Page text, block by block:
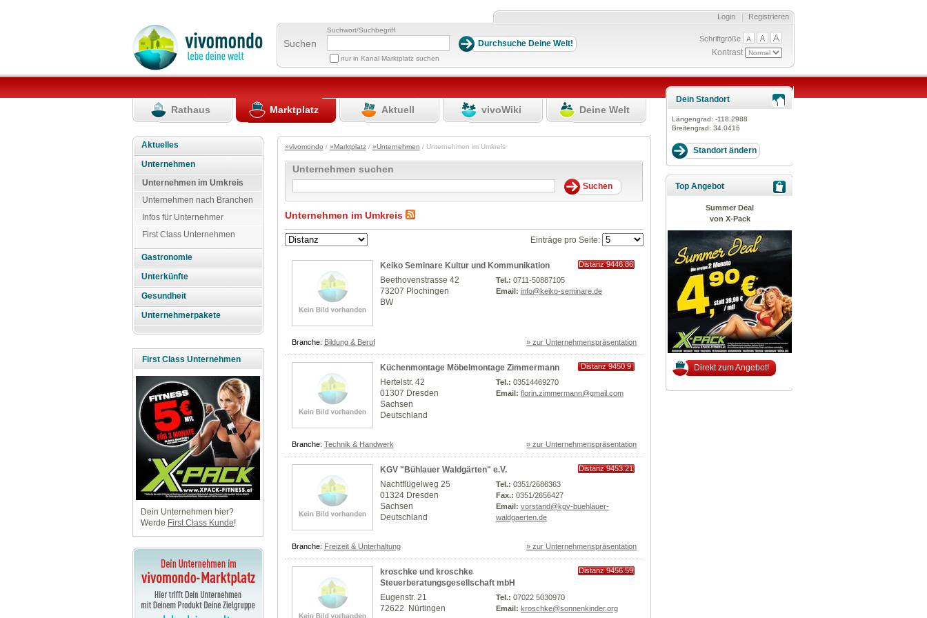
Registrieren
Login
Suchen
Suchwort/Suchbegriff
nur in Kanal Marktplatz suchen
Schriftgröße
Kontrast
Rathaus Marktplatz Aktuell vivoWiki Deine Welt
Aktuelles
Unternehmen
Unternehmen im Umkreis
Unternehmen nach Branchen
Infos für Unternehmer
First Class Unternehmen
Gastronomie
Unterkünfte
Gesundheit
Unternehmerpakete
First Class Unternehmen
Dein Unternehmen hier?
Werde First Class Kunde!
»vivomondo / »Marktplatz/ »Unternehmen / Unternehmen im Umkreis
Unternehmen suchen
Unternehmen im Umkreis
Einträge pro Seite:
Keiko Seminare Kultur und Kommunikation
Distanz 9446.86
Beethovenstrasse 42
73207 Plochingen
BW
Tel.: 0711-50887105
Email: info@keiko-seminare.de
Branche: Bildung & Beruf » zur Unternehmenspräsentation
Küchenmontage Möbelmontage Zimmermann
Distanz 9450.9
Hertelstr. 42
01307 Dresden
Sachsen
Deutschland
Tel.: 03514469270
Email: florin.zimmermann@gmail.com
Branche: Technik & Handwerk » zur Unternehmenspräsentation
KGV "Bühlauer Waldgärten" e.V.
Distanz 9453.21
Nachtflügelweg 25
01324 Dresden
Sachsen
Deutschland
Tel.: 0351/2686363
Fax.: 0351/2656427
Email: vorstand@kgv-buehlauer-
waldgaerten.de
Branche: Freizeit & Unterhaltung » zur Unternehmenspräsentation
kroschke und kroschke
Steuerberatungsgesellschaft mbH
Distanz 9456.59
Eugenstr. 21
72622 Nürtingen
Tel.: 07022 5030970
Email: kroschke@sonnenkinder.org
Dein Standort
Längengrad: -118.2988
Breitengrad: 34.0416
Top Angebot
Summer Deal
von X-Pack
Direkt zum Angebot!